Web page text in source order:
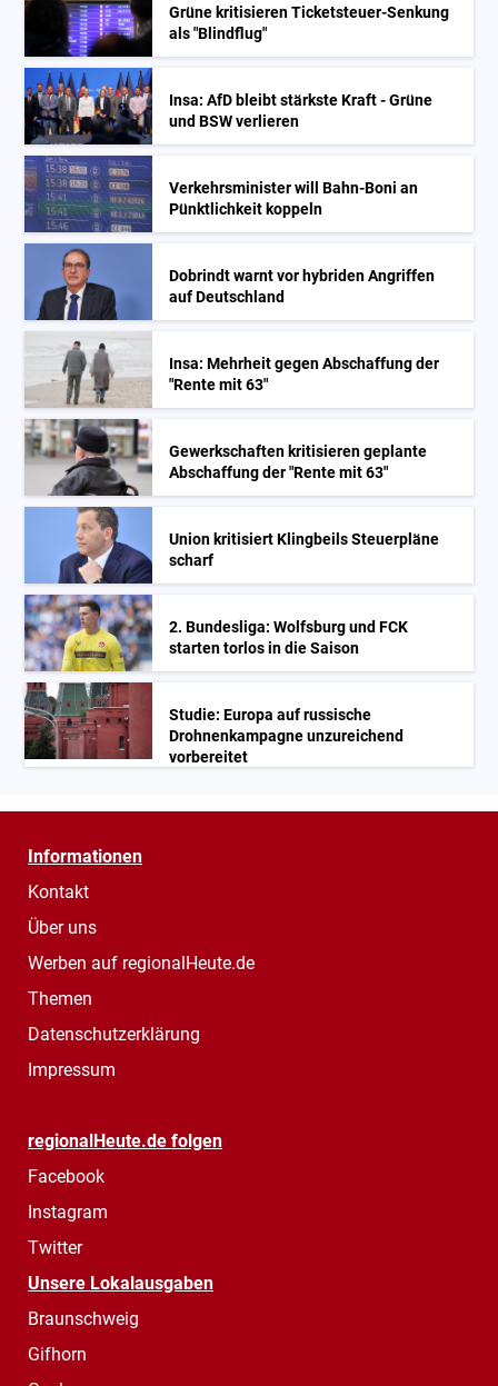
Grüne kritisieren Ticketsteuer-Senkung
als "Blindflug"
Insa: AfD bleibt stärkste Kraft - Grüne
und BSW verlieren
Verkehrsminister will Bahn-Boni an
Pünktlichkeit koppeln
Dobrindt warnt vor hybriden Angriffen
auf Deutschland
Insa: Mehrheit gegen Abschaffung der
"Rente mit 63"
Gewerkschaften kritisieren geplante
Abschaffung der "Rente mit 63"
Union kritisiert Klingbeils Steuerpläne
scharf
2. Bundesliga: Wolfsburg und FCK
starten torlos in die Saison
Studie: Europa auf russische
Drohnenkampagne unzureichend
vorbereitet
Informationen
Kontakt
Über uns
Werben auf regionalHeute.de
Themen
Datenschutzerklärung
Impressum
regionalHeute.de folgen
Facebook
Instagram
Twitter
Unsere Lokalausgaben
Braunschweig
Gifhorn